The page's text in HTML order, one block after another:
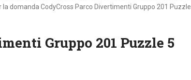
domanda CodyCross Parco Divertimenti Gruppo 201 Puzzle
Gruppo 201 Puzzle 5